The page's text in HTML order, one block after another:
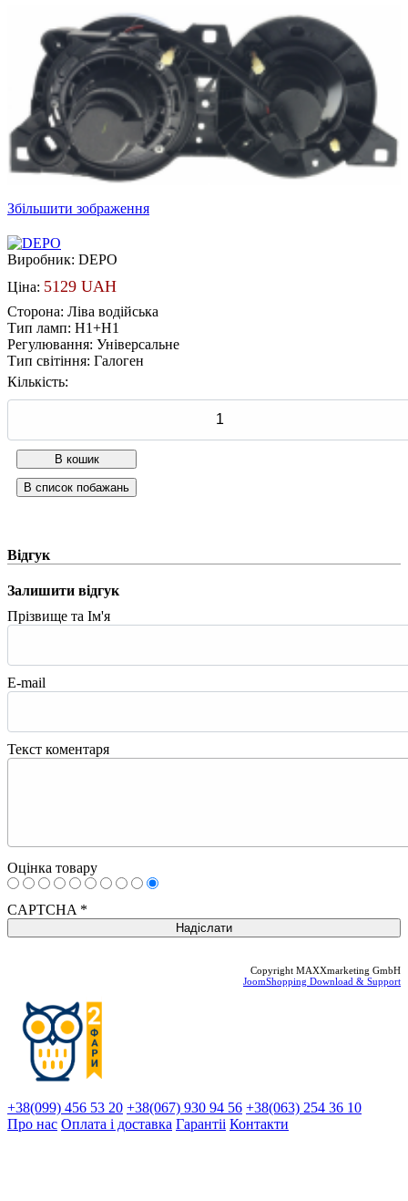
Збільшити зображення
Виробник: DEPO
Ціна: 5129 UAH
Сторона: Ліва водійська
Тип ламп: H1+H1
Регулювання: Універсальне
Тип світіння: Галоген
Кількість:
Відгук
Залишити відгук
Прізвище та Ім'я
E-mail
Текст коментаря
Оцінка товару
CAPTCHA *
Copyright MAXXmarketing GmbH
JoomShopping Download & Support
+38(099) 456 53 20 +38(067) 930 94 56 +38(063) 254 36 10
Про нас Оплата і доставка Гарантіi Контакти